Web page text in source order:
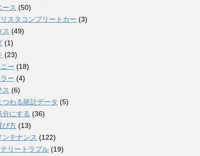
ース (50)
スタコンプリートカー (3)
ス (49)
(1)
(23)
ー (18)
ー (4)
ス (6)
つわる統計データ (5)
分にする (36)
び方 (13)
ンテナンス (122)
リートラブル (19)